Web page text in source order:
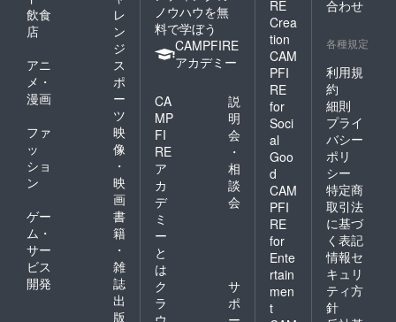
飲食
店
レ
ン
ジ
アニ
メ・
漫画
ス
ポ
ー
ツ
ファ
ッ
ショ
ン
映
像
・
映
画
ゲー
ム・
サー
ビス
開発
書
籍
・
雑
誌
出
版
ノウハウを無
料で学ぼう
CAMPFIRE
アカデミー
CA
MP
FI
RE
ア
カ
デ
ミ
ー
と
は
説
明
会
・
相
談
会
ク
ラ
サ
ポ
RE
Crea
tion
CAM
PFI
RE
for
Soci
al
Goo
d
CAM
PFI
RE
for
Ente
rtain
men
t
合わせ
各種規定
利用規
約
細則
プライ
バシー
ポリ
シー
特定商
取引法
に基づ
く表記
情報セ
キュリ
ティ方
針